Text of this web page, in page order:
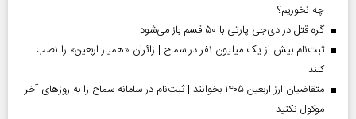
چه نخوریم؟
گره قتل در دی‌جی پارتی با ۵۰ قسم باز می‌شود
ثبت‌نام بیش از یک میلیون نفر در سماح | زائران «همیار اربعین» را نصب
کنند
متقاضیان ارز اربعین ۱۴۰۵ بخوانند | ثبت‌نام در سامانه سماح را به روز‌های آخر
موکول نکنید